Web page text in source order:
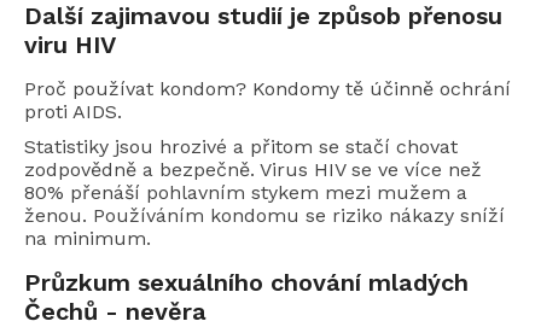
Další zajimavou studií je způsob přenosu
viru HIV
Proč používat kondom? Kondomy tě účinně ochrání
proti AIDS.
Statistiky jsou hrozivé a přitom se stačí chovat
zodpovědně a bezpečně. Virus HIV se ve více než
80% přenáší pohlavním stykem mezi mužem a
ženou. Používáním kondomu se riziko nákazy sníží
na minimum.
Průzkum sexuálního chování mladých
Čechů - nevěra